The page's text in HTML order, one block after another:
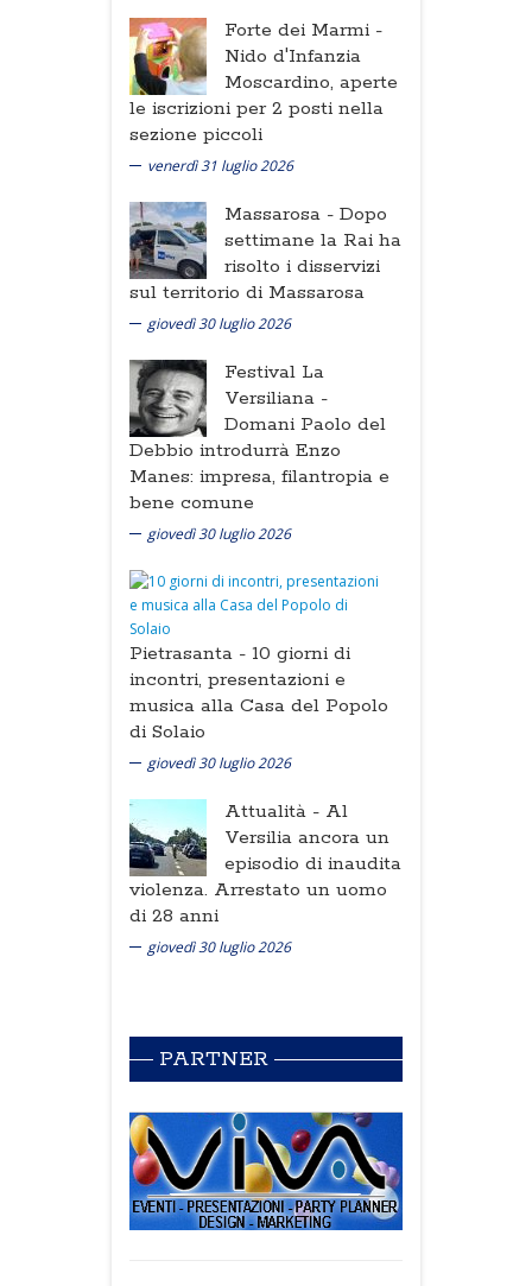
Forte dei Marmi -
Nido d'Infanzia
Moscardino, aperte
le iscrizioni per 2 posti nella
sezione piccoli
venerdì 31 luglio 2026
Massarosa - Dopo
settimane la Rai ha
risolto i disservizi
sul territorio di Massarosa
giovedì 30 luglio 2026
Festival La
Versiliana -
Domani Paolo del
Debbio introdurrà Enzo
Manes: impresa, filantropia e
bene comune
giovedì 30 luglio 2026
Pietrasanta - 10 giorni di
incontri, presentazioni e
musica alla Casa del Popolo
di Solaio
giovedì 30 luglio 2026
Attualità - Al
Versilia ancora un
episodio di inaudita
violenza. Arrestato un uomo
di 28 anni
giovedì 30 luglio 2026
PARTNER